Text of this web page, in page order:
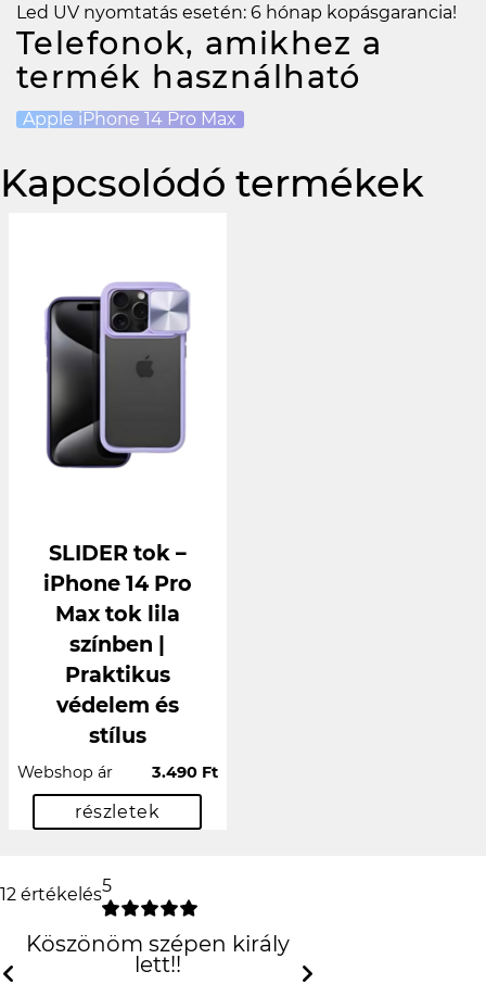
Led UV nyomtatás esetén: 6 hónap kopásgarancia!
Telefonok, amikhez a
termék használható
Apple iPhone 14 Pro Max
Kapcsolódó termékek
SLIDER tok –
iPhone 14 Pro
Max tok lila
színben |
Praktikus
védelem és
stílus
Webshop ár 3.490 Ft
részletek
12 értékelés5
Köszönöm szépen király lett!!